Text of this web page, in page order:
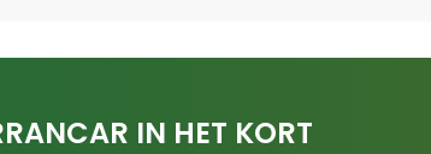
IN HET KORT